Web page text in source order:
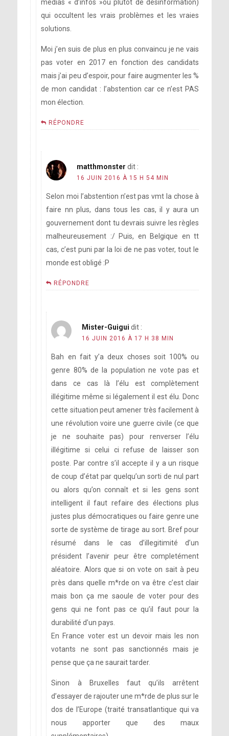
medias « d’infos »ou plutot de desinformation)
qui occultent les vrais problèmes et les vraies
solutions.
Moi j’en suis de plus en plus convaincu je ne vais
pas voter en 2017 en fonction des candidats
mais j’ai peu d’espoir, pour faire augmenter les %
de mon candidat : l’abstention car ce n’est PAS
mon élection.
RÉPONDRE
matthmonster dit :
16 JUIN 2016 À 15 H 54 MIN
Selon moi l’abstention n’est pas vmt la chose à
faire nn plus, dans tous les cas, il y aura un
gouvernement dont tu devrais suivre les règles
malheureusement :/ Puis, en Belgique en tt
cas, c’est puni par la loi de ne pas voter, tout le
monde est obligé :P
RÉPONDRE
Mister-Guigui dit :
16 JUIN 2016 À 17 H 38 MIN
Bah en fait y’a deux choses soit 100% ou
genre 80% de la population ne vote pas et
dans ce cas là l’élu est complètement
illégitime même si légalement il est élu. Donc
cette situation peut amener très facilement à
une révolution voire une guerre civile (ce que
je ne souhaite pas) pour renverser l’élu
illégitime si celui ci refuse de laisser son
poste. Par contre s’il accepte il y a un risque
de coup d’état par quelqu’un sorti de nul part
ou alors qu’on connaît et si les gens sont
intelligent il faut refaire des élections plus
justes plus démocratiques ou faire genre une
sorte de système de tirage au sort. Bref pour
résumé dans le cas d’illegitimité d’un
président l’avenir peur être completément
aléatoire. Alors que si on vote on sait à peu
près dans quelle m*rde on va être c’est clair
mais bon ça me saoule de voter pour des
gens qui ne font pas ce qu’il faut pour la
durabilité d’un pays.
En France voter est un devoir mais les non
votants ne sont pas sanctionnés mais je
pense que ça ne saurait tarder.
Sinon à Bruxelles faut qu’ils arrêtent
d’essayer de rajouter une m*rde de plus sur le
dos de l’Europe (traité transatlantique qui va
nous apporter que des maux